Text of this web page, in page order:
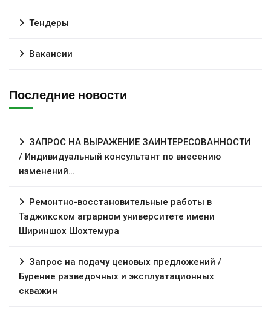
Тендеры
Вакансии
Последние новости
ЗАПРОС НА ВЫРАЖЕНИЕ ЗАИНТЕРЕСОВАННОСТИ
/ Индивидуальный консультант по внесению
изменений…
Ремонтно-восстановительные работы в
Таджикском аграрном университете имени
Шириншох Шохтемура
Запрос на подачу ценовых предложений /
Бурение разведочных и эксплуатационных
скважин